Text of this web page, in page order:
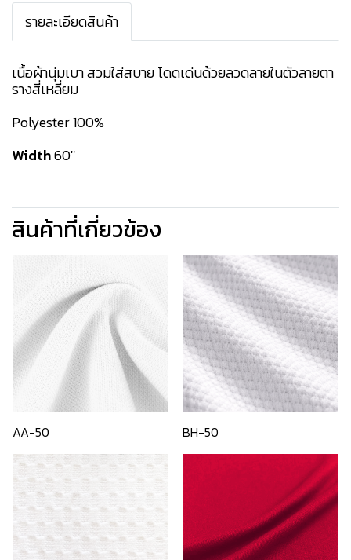
รายละเอียดสินค้า
เนื้อผ้านุ่มเบา สวมใส่สบาย โดดเด่นด้วยลวดลายในตัวลายตา
รางสี่เหลี่ยม
Polyester 100%
Width60''
สินค้าที่เกี่ยวข้อง
AA-50 BH-50